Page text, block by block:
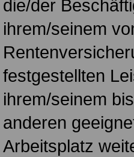
die/der
ihrem/seinem
festgestellten
ihrem/seinem
anderen
Arbeitsplatz